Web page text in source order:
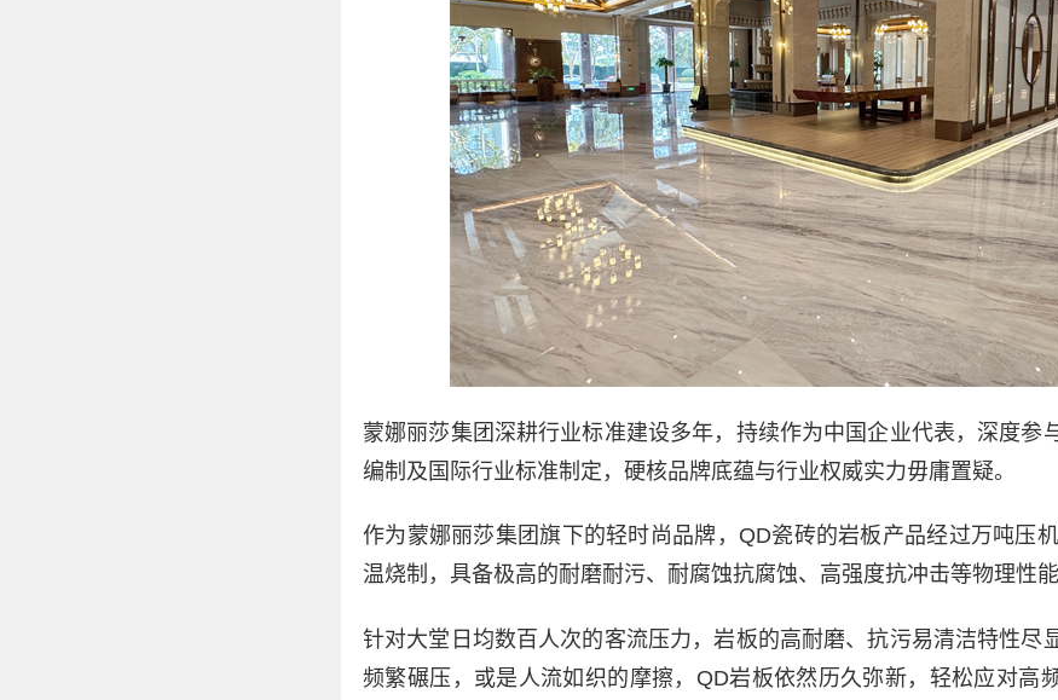
蒙娜丽莎集团深耕行业标准建设多年，持续作为中国企业代表，深度参
编制及国际行业标准制定，硬核品牌底蕴与行业权威实力毋庸置疑。
作为蒙娜丽莎集团旗下的轻时尚品牌，QD瓷砖的岩板产品经过万吨压
温烧制，具备极高的耐磨耐污、耐腐蚀抗腐蚀、高强度抗冲击等物理性能
针对大堂日均数百人次的客流压力，岩板的高耐磨、抗污易清洁特性尽
频繁碾压，或是人流如织的摩擦，QD岩板依然历久弥新，轻松应对高